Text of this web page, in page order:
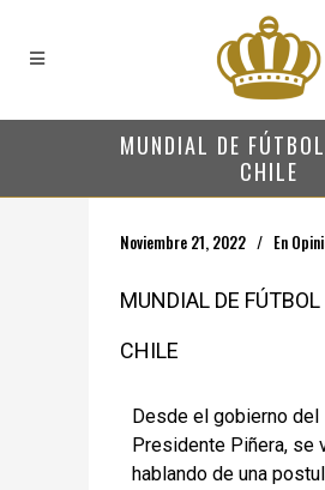
MUNDIAL DE
CHILE
Noviembre 21, 2022 En
MUNDIAL DE
CHILE
Desde el gobierno del
Presidente Piñera, se
hablando de una